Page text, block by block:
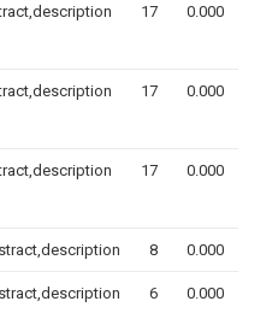
17 0.000
17 0.000
17 0.000
8 0.000
6 0.000